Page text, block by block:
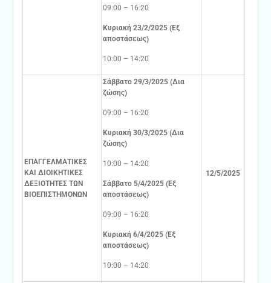
09:00 – 16:20
Κυριακή 23/2/2025 (Εξ
αποστάσεως)
10:00 – 14:20
ΕΠΑΓΓΕΛΜΑΤΙΚΕΣ
ΚΑΙ ΔΙΟΙΚΗΤΙΚΕΣ
ΔΕΞΙΟΤΗΤΕΣ ΤΩΝ
ΒΙΟΕΠΙΣΤΗΜΟΝΩΝ
Σάββατο 29/3/2025 (Δια
ζώσης)
09:00 – 16:20
Κυριακή 30/3/2025 (Δια
ζώσης)
10:00 – 14:20
Σάββατο 5/4/2025 (Εξ
αποστάσεως)
09:00 – 16:20
Κυριακή 6/4/2025 (Εξ
αποστάσεως)
10:00 – 14:20
12/5/2025